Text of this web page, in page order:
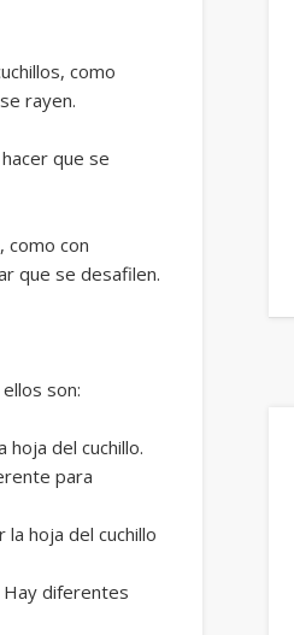
como
rayen.
que se
como con
que se desafilen.
son:
del cuchillo.
para
hoja del cuchillo
Hay diferentes